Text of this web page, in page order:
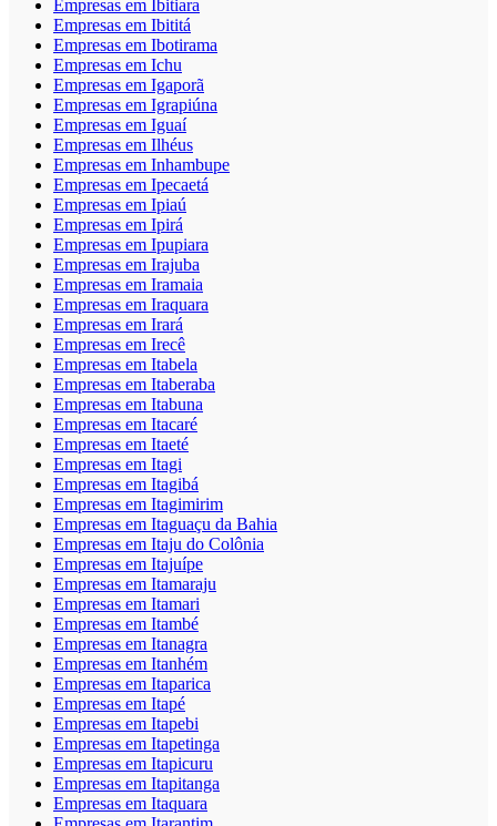
Empresas em Ibitiara
Empresas em Ibititá
Empresas em Ibotirama
Empresas em Ichu
Empresas em Igaporã
Empresas em Igrapiúna
Empresas em Iguaí
Empresas em Ilhéus
Empresas em Inhambupe
Empresas em Ipecaetá
Empresas em Ipiaú
Empresas em Ipirá
Empresas em Ipupiara
Empresas em Irajuba
Empresas em Iramaia
Empresas em Iraquara
Empresas em Irará
Empresas em Irecê
Empresas em Itabela
Empresas em Itaberaba
Empresas em Itabuna
Empresas em Itacaré
Empresas em Itaeté
Empresas em Itagi
Empresas em Itagibá
Empresas em Itagimirim
Empresas em Itaguaçu da Bahia
Empresas em Itaju do Colônia
Empresas em Itajuípe
Empresas em Itamaraju
Empresas em Itamari
Empresas em Itambé
Empresas em Itanagra
Empresas em Itanhém
Empresas em Itaparica
Empresas em Itapé
Empresas em Itapebi
Empresas em Itapetinga
Empresas em Itapicuru
Empresas em Itapitanga
Empresas em Itaquara